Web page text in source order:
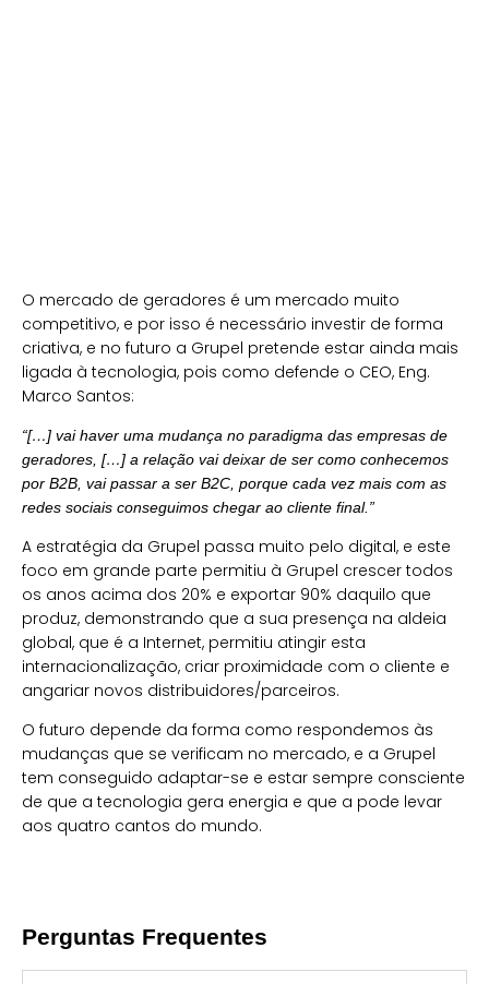
O mercado de geradores é um mercado muito
competitivo, e por isso é necessário investir de forma
criativa, e no futuro a Grupel pretende estar ainda mais
ligada à tecnologia, pois como defende o CEO, Eng.
Marco Santos:
“[…] vai haver uma mudança no paradigma das empresas de
geradores, […] a relação vai deixar de ser como conhecemos
por B2B, vai passar a ser B2C, porque cada vez mais com as
redes sociais conseguimos chegar ao cliente final.”
A estratégia da Grupel passa muito pelo digital, e este
foco em grande parte permitiu à Grupel crescer todos
os anos acima dos 20% e exportar 90% daquilo que
produz, demonstrando que a sua presença na aldeia
global, que é a Internet, permitiu atingir esta
internacionalização, criar proximidade com o cliente e
angariar novos distribuidores/parceiros.
O futuro depende da forma como respondemos às
mudanças que se verificam no mercado, e a Grupel
tem conseguido adaptar-se e estar sempre consciente
de que a tecnologia gera energia e que a pode levar
aos quatro cantos do mundo.
Perguntas Frequentes